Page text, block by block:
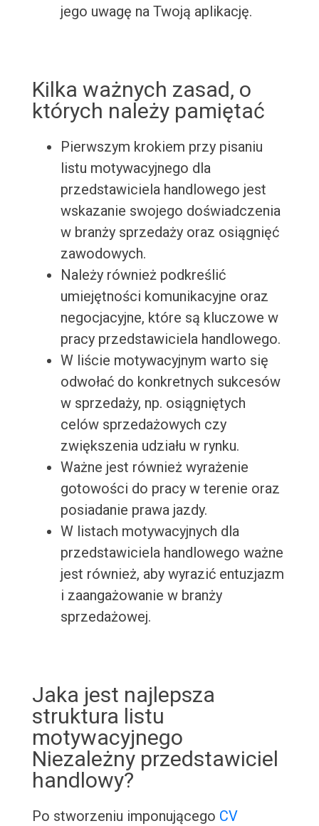
jego uwagę na Twoją aplikację.
Kilka ważnych zasad, o
których należy pamiętać
Pierwszym krokiem przy pisaniu
listu motywacyjnego dla
przedstawiciela handlowego jest
wskazanie swojego doświadczenia
w branży sprzedaży oraz osiągnięć
zawodowych.
Należy również podkreślić
umiejętności komunikacyjne oraz
negocjacyjne, które są kluczowe w
pracy przedstawiciela handlowego.
W liście motywacyjnym warto się
odwołać do konkretnych sukcesów
w sprzedaży, np. osiągniętych
celów sprzedażowych czy
zwiększenia udziału w rynku.
Ważne jest również wyrażenie
gotowości do pracy w terenie oraz
posiadanie prawa jazdy.
W listach motywacyjnych dla
przedstawiciela handlowego ważne
jest również, aby wyrazić entuzjazm
i zaangażowanie w branży
sprzedażowej.
Jaka jest najlepsza
struktura listu
motywacyjnego
Niezależny przedstawiciel
handlowy?
Po stworzeniu imponującego CV